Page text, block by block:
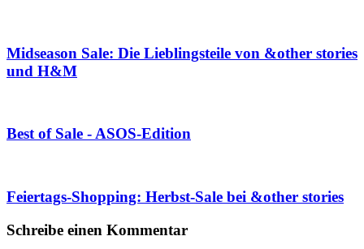
Midseason Sale: Die Lieblingsteile von &other stories
und H&M
Best of Sale - ASOS-Edition
Feiertags-Shopping: Herbst-Sale bei &other stories
Schreibe einen Kommentar